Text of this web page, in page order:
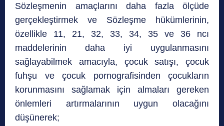
Sözleşmenin amaçlarını daha fazla ölçüde
gerçekleştirmek ve Sözleşme hükümlerinin,
özellikle 11, 21, 32, 33, 34, 35 ve 36 ncı
maddelerinin daha iyi uygulanmasını
sağlayabilmek amacıyla, çocuk satışı, çocuk
fuhşu ve çocuk pornografisinden çocukların
korunmasını sağlamak için almaları gereken
önlemleri artırmalarının uygun olacağını
düşünerek;